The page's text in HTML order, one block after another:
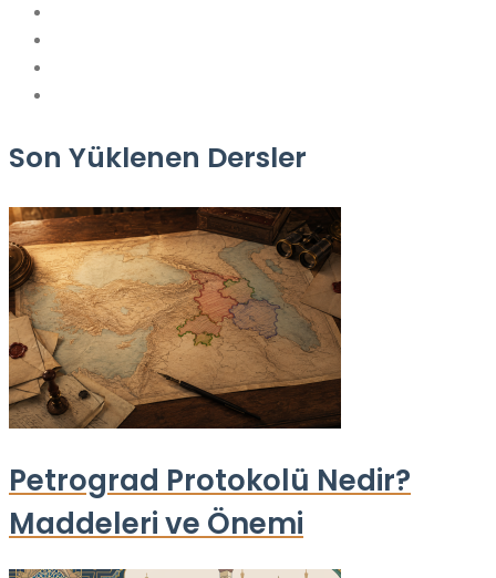
Son Yüklenen Dersler
Petrograd Protokolü Nedir?
Maddeleri ve Önemi